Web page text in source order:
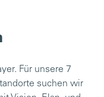
Für unsere 7
suchen wir